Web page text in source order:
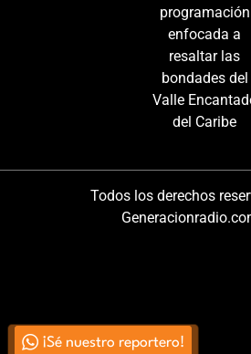
programación
enfocada a
resaltar las
bondades del
Valle
del Caribe
Todos los derechos
¡Sé nuestro reportero!